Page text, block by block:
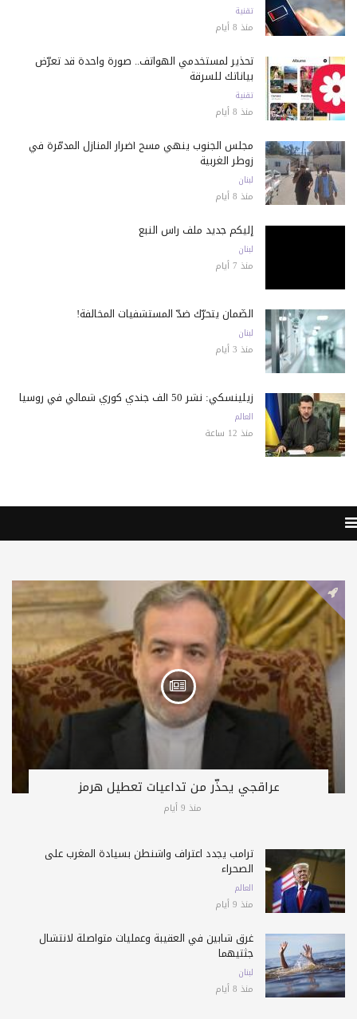
تقنية
منذ 8 أيام
تحذير لمستخدمي الهواتف.. صورة واحدة قد تعرّض
بياناتك للسرقة
تقنية
منذ 8 أيام
مجلس الجنوب ينهي مسح أضرار المنازل المدمّرة في
زوطر الغربية
لبنان
منذ 8 أيام
إليكم جديد ملف رأس النبع
لبنان
منذ 7 أيام
الضّمان يتحرّك ضدّ المستشفيات المخالفة!
لبنان
منذ 3 أيام
زيلينسكي: نشر 50 ألف جندي كوري شمالي في روسيا
العالم
منذ 12 ساعة
عراقجي يحذّر من تداعيات تعطيل هرمز
منذ 9 أيام
ترامب يجدد اعتراف واشنطن بسيادة المغرب على
الصحراء
العالم
منذ 9 أيام
غرق شابين في العقيبة وعمليات متواصلة لانتشال
جثتيهما
لبنان
منذ 8 أيام